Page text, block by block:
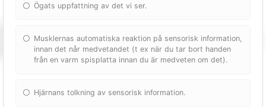
Ögats uppfattning av det vi ser.
Musklernas automatiska reaktion på sensorisk information,
innan det når medvetandet (t ex när du tar bort handen
från en varm spisplatta innan du är medveten om det).
Hjärnans tolkning av sensorisk information.